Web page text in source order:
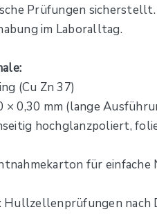
Prüfungen
im Laboralltag.
(Cu Zn 37)
× 0,30 mm (lange
hochglanzpoliert,
für einfache
Hullzellenprüfungen nach